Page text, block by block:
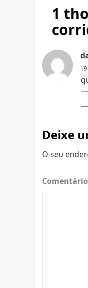
1
Deixe
O seu
Comentário